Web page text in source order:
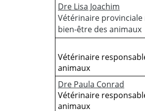
Dre Lisa Joachim
Vétérinaire
bien-être des animaux
Vétérinaire
animaux
Dre Paula Conrad
Vétérinaire
animaux